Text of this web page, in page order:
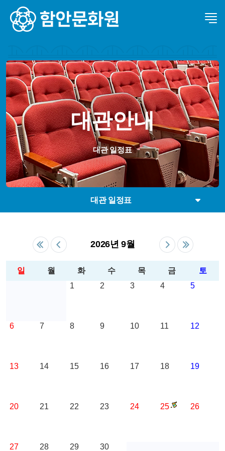
대관안내
대관 일정표
대관 일정표
2026년 9월
일 월 화 수 목 금
토
1
2 3 4 5
6 7 8 9 10 11 12
13 14 15 16 17 18 19
20 21 22 23 24 25 26
27 28 29 30